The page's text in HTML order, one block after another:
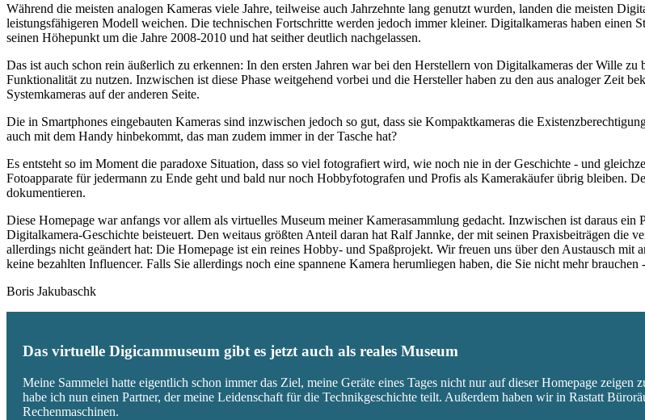
Während die meisten analogen Kameras viele Jahre, teilweise auch Jahrzehnte lang genutzt wurden, landen die meisten
leistungsfähigeren Modell weichen. Die technischen Fortschritte werden jedoch immer kleiner. Digitalkameras haben einen
seinen Höhepunkt um die Jahre 2008-2010 und hat seither deutlich nachgelassen.
Das ist auch schon rein äußerlich zu erkennen: In den ersten Jahren war bei den Herstellern von Digitalkameras der Wille
Funktionalität zu nutzen. Inzwischen ist diese Phase weitgehend vorbei und die Hersteller haben zu den aus analoger Zeit
Systemkameras auf der anderen Seite.
Die in Smartphones eingebauten Kameras sind inzwischen jedoch so gut, dass sie Kompaktkameras die
auch mit dem Handy hinbekommt, das man zudem immer in der Tasche hat?
Es entsteht so im Moment die paradoxe Situation, dass so viel fotografiert wird, wie noch nie in der Geschichte - und
Fotoapparate für jedermann zu Ende geht und bald nur noch Hobbyfotografen und Profis als Kamerakäufer übrig bleiben.
dokumentieren.
Diese Homepage war anfangs vor allem als virtuelles Museum meiner Kamerasammlung gedacht. Inzwischen ist daraus
Digitalkamera-Geschichte beisteuert. Den weitaus größten Anteil daran hat Ralf Jannke, der mit seinen Praxisbeiträgen die
allerdings nicht geändert hat: Die Homepage ist ein reines Hobby- und Spaßprojekt. Wir freuen uns über den Austausch
keine bezahlten Influencer. Falls Sie allerdings noch eine spannene Kamera herumliegen haben, die Sie nicht mehr
Boris Jakubaschk
Das virtuelle Digicammuseum gibt es jetzt auch als reales Museum
Meine Sammelei hatte eigentlich schon immer das Ziel, meine Geräte eines Tages nicht nur auf dieser Homepage
habe ich nun einen Partner, der meine Leidenschaft für die Technikgeschichte teilt. Außerdem haben wir in Rastatt
Rechenmaschinen.